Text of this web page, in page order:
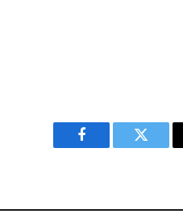
Facebook Twitter